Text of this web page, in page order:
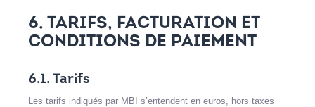
6. TARIFS, FACTURATION ET
CONDITIONS DE PAIEMENT
6.1. Tarifs
Les tarifs indiqués par MBI s’entendent en euros, hors taxes